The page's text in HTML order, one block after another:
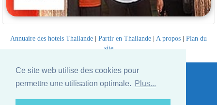
Ce site web utilise des cookies pour
permettre une utilisation optimale.
Plus...
Annuaire des hotels Thailande | Partir en Thailande | A propos | Plan du
site